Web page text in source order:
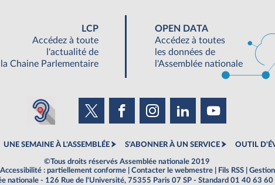
LCP
Accédez à toute
l'actualité de
la Chaine Parlementaire
OPEN DATA
Accédez à toutes
les données de
l'Assemblée nationale
UNE SEMAINE À L'ASSEMBLÉE S'ABONNER À UN SERVICE OUTIL
©Tous droits réservés Assemblée nationale 2019
Accessibilité : partiellement conforme Contacter le webmestre Fils RSS
nationale - 126 Rue de l'Université, 75355 Paris 07 SP - Standard 01 40 63 60